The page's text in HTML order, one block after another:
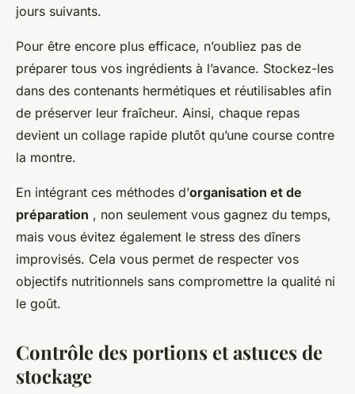
jours suivants.
Pour être encore plus efficace, n’oubliez pas de
préparer tous vos ingrédients à l’avance. Stockez-les
dans des contenants hermétiques et réutilisables afin
de préserver leur fraîcheur. Ainsi, chaque repas
devient un collage rapide plutôt qu’une course contre
la montre.
En intégrant ces méthodes d’organisation et de
préparation , non seulement vous gagnez du temps,
mais vous évitez également le stress des dîners
improvisés. Cela vous permet de respecter vos
objectifs nutritionnels sans compromettre la qualité ni
le goût.
Contrôle des portions et astuces de
stockage